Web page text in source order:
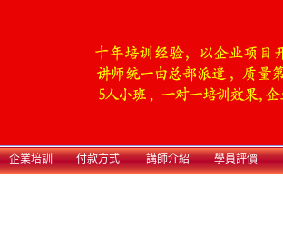
企業培訓 付款方式 講師介紹 學員評價